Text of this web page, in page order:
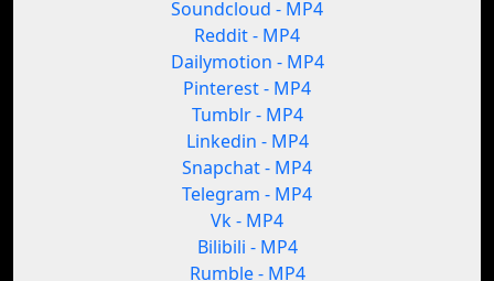
Soundcloud - MP4
Reddit - MP4
Dailymotion - MP4
Pinterest - MP4
Tumblr - MP4
Linkedin - MP4
Snapchat - MP4
Telegram - MP4
Vk - MP4
Bilibili - MP4
Rumble - MP4